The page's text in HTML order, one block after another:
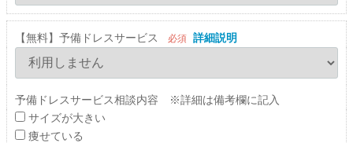
【無料】予備ドレスサービス 必須 詳細説明
予備ドレスサービス相談内容 ※詳細は備考欄に記入
サイズが大きい
痩せている